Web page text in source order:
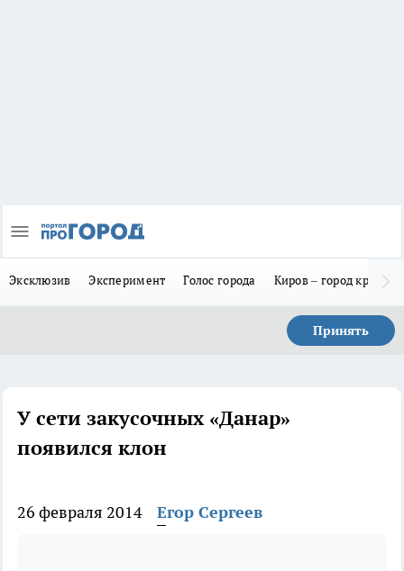
Эксклюзив Эксперимент Голос города Киров – город
Принять
У сети закусочных «Данар»
появился клон
26 февраля 2014 Егор Сергеев